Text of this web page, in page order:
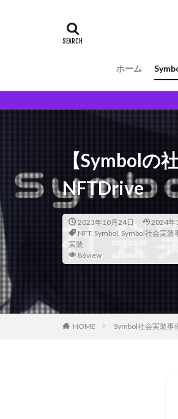
ホーム
【Symbolの
NFTDrive
2023年10月24日 2024年
NFT, Symbol, Symbol社会実装
実装
86view
HOME Symbol社会実装事